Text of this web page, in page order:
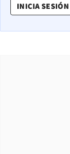
INICIA SESIÓN